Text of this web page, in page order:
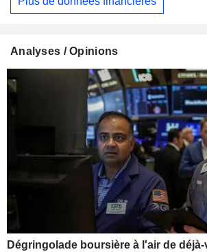
Analyses / Opinions
Dégringolade boursière à l'air de